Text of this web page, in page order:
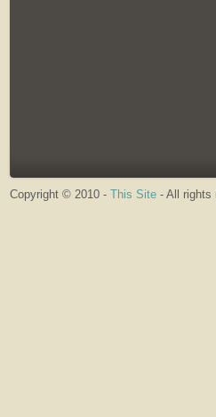
Copyright © 2010 - This Site - All rights